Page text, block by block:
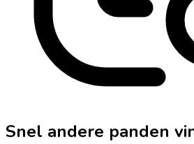
Snel andere panden